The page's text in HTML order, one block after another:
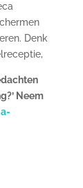
Denk
Neem